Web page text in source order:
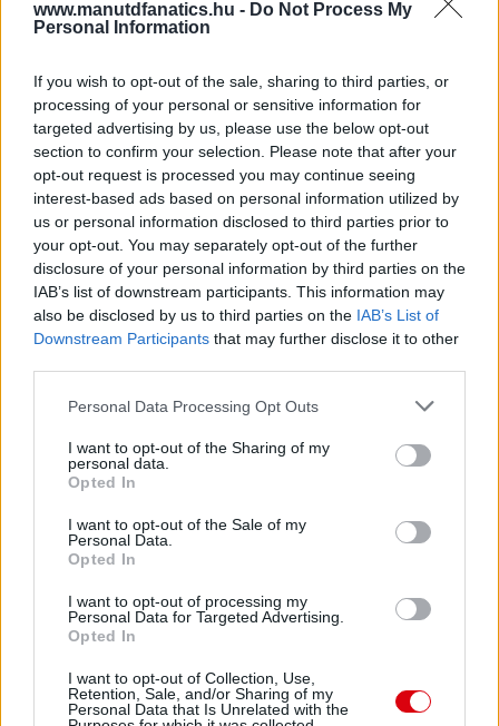
www.manutdfanatics.hu - Do Not Process My
Personal Information
If you wish to opt-out of the sale, sharing to third parties, or
processing of your personal or sensitive information for
targeted advertising by us, please use the below opt-out
section to confirm your selection. Please note that after your
opt-out request is processed you may continue seeing
interest-based ads based on personal information utilized by
us or personal information disclosed to third parties prior to
your opt-out. You may separately opt-out of the further
disclosure of your personal information by third parties on the
IAB’s list of downstream participants. This information may
also be disclosed by us to third parties on the IAB’s List of
Downstream Participants that may further disclose it to other
Please note that this website/app uses one or more Google
not limited to your visit or usage behaviour. You may click to
grant or deny consent to Google and its third-party tags to
use your data for below specified purposes in below Google
consent section.
Personal Data Processing Opt Outs
I want to opt-out of the Sharing of my
personal data.
Opted In
I want to opt-out of the Sale of my
Personal Data.
Opted In
I want to opt-out of processing my
Personal Data for Targeted Advertising.
Opted In
I want to opt-out of Collection, Use,
Retention, Sale, and/or Sharing of my
Personal Data that Is Unrelated with the